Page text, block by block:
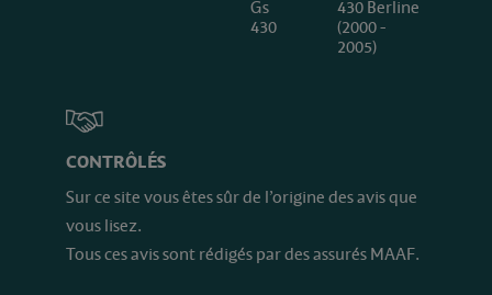
Gs
430
430 Berline
(2000 -
2005)
CONTRÔLÉS
Sur ce site vous êtes sûr de l’origine des avis que
vous lisez.
Tous ces avis sont rédigés par des assurés MAAF.